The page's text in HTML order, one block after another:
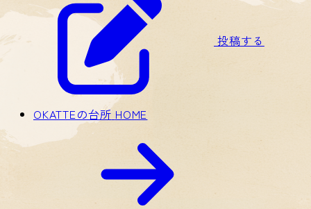
投稿する
OKATTEの台所 HOME